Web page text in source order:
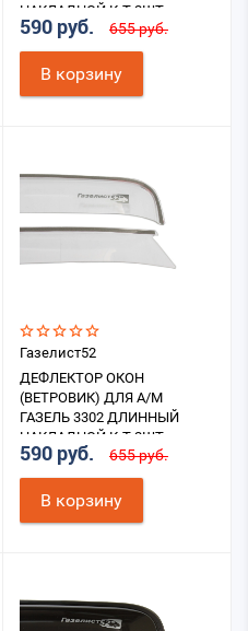
НАКЛАДНОЙ К-Т 2ШТ.
(ЗЕЛЕНЫЙ)
590 руб. 655 руб.
В корзину
Газелист52
ДЕФЛЕКТОР ОКОН
(ВЕТРОВИК) ДЛЯ А/М
ГАЗЕЛЬ 3302 ДЛИННЫЙ
НАКЛАДНОЙ К-Т 2ШТ.
(ПРОЗРАЧНЫЙ)
590 руб. 655 руб.
В корзину